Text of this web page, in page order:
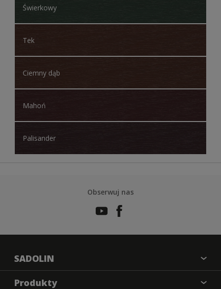
Świerkowy
Tek
Ciemny dąb
Mahoń
Palisander
Obserwuj nas
SADOLIN
O nas
Produkty